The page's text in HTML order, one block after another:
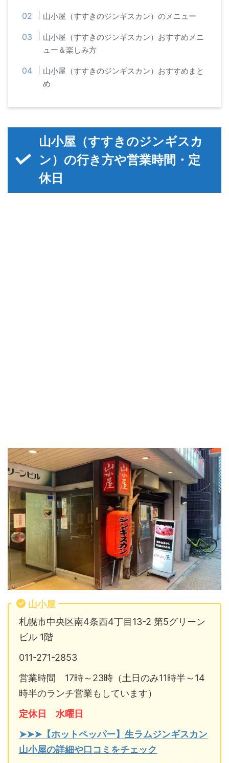
山小屋（すすきのジンギスカン）のメニュー
山小屋（すすきのジンギスカン）おすすめメニ
ュー＆楽しみ方
山小屋（すすきのジンギスカン）おすすめまと
め
山小屋（すすきのジンギスカ
ン）の行き方や営業時間・定
休日
山小屋
札幌市中央区南4条西4丁目13-2 第5グリーン
ビル 1階
011-271-2853
営業時間 17時～23時（土日のみ11時半～14
時半のランチ営業もしています）
定休日 水曜日
➤➤➤【ホットペッパー】生ラムジンギスカン
山小屋の詳細や口コミをチェック